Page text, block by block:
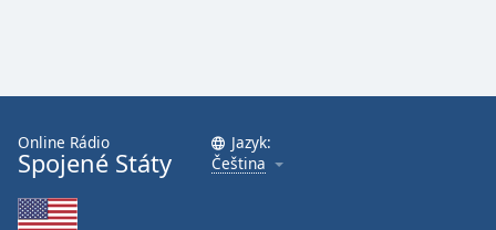
Online Rádio
Spojené Státy
Jazyk:
Čeština